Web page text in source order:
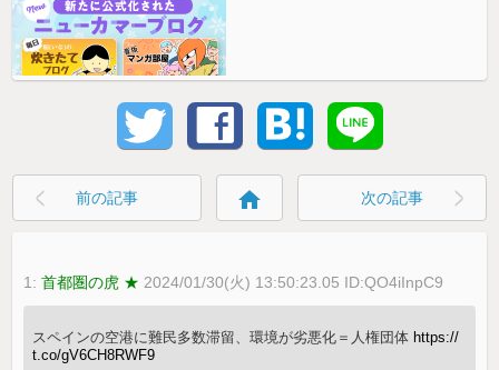
前の記事 home 次の記事
1:首都圏の虎 ★ 2024/01/30(火) 13:50:23.05 ID:QO4iInpC9
スペインの空港に難民多数滞留、環境が劣悪化＝人権団体 https://
t.co/gV6CH8RWF9